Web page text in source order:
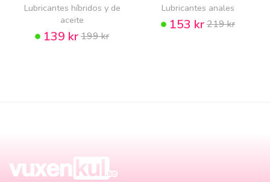
Lubricantes híbridos y de
aceite
139 kr199 kr
Lubricantes anales
153 kr219 kr